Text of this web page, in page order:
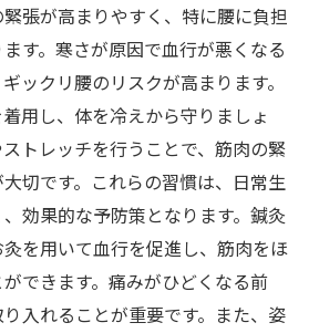
張が高まりやすく、特に腰に負担
す。寒さが原因で血行が悪くなる
ックリ腰のリスクが高まります。
用し、体を冷えから守りましょ
トレッチを行うことで、筋肉の緊
切です。これらの習慣は、日常生
効果的な予防策となります。鍼灸
を用いて血行を促進し、筋肉をほ
できます。痛みがひどくなる前
入れることが重要です。また、姿